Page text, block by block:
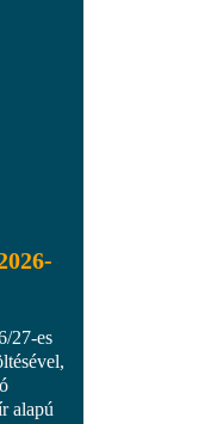
27-es
alapú